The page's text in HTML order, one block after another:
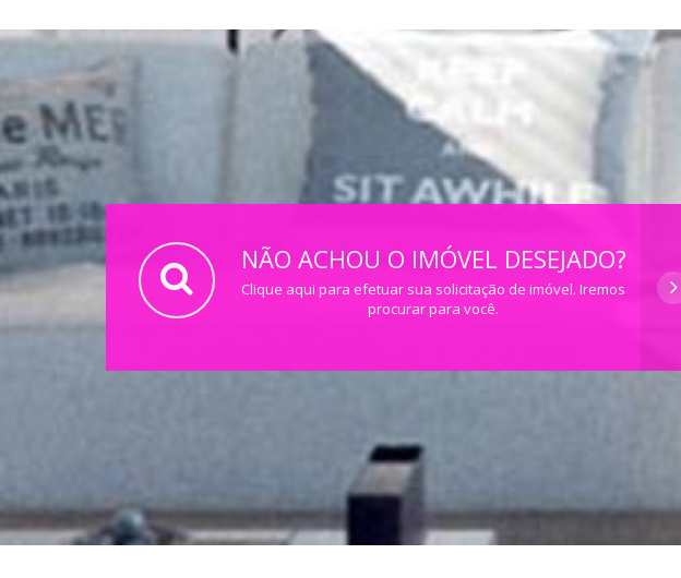
NÃO ACHOU O IMÓVEL DESEJADO?
Clique aqui para efetuar sua solicitação de imóvel. Iremos
procurar para você.